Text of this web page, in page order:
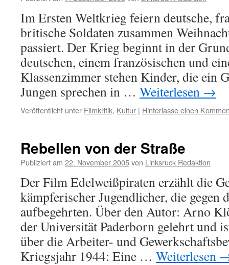
Im Ersten Weltkrieg feiern deutsche,
britische Soldaten zusammen
passiert. Der Krieg beginnt in der
deutschen, einem französischen und
Klassenzimmer stehen Kinder, die ein
Jungen sprechen in … Weiterlesen →
Veröffentlicht unter Filmkritik, Kultur | Hinterlasse einen
Rebellen von der Straße
Publiziert am 22. November 2005von Linksruck Redaktion
Der Film Edelweißpiraten erzählt die
kämpferischer Jugendlicher, die gegen
aufbegehrten. Über den Autor: Arno
der Universität Paderborn gelehrt und
über die Arbeiter- und
Kriegsjahr 1944: Eine … Weiterlesen